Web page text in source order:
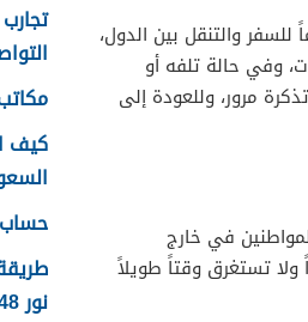
للسفر والتنقل بين الدول،
وفي حالة تلفه أو
مرور، وللعودة إلى
في خارج
تستغرق وقتاً طويلاً
كيف
حساب
نور 1448